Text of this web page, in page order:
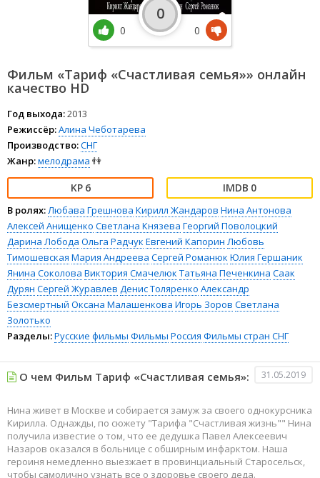
Фильм «Тариф «Счастливая семья»» онлайн
качество HD
Год выхода:2013
Режиссёр:Алина Чеботарева
Производство:СНГ
Жанр:мелодрама 👫
6 0
В ролях:Любава Грешнова Кирилл Жандаров Нина Антонова
Алексей Анищенко Светлана Князева Георгий Поволоцкий
Дарина Лобода Ольга Радчук Евгений Капорин Любовь
Тимошевская Мария Андреева Сергей Романюк Юлия Гершаник
Янина Соколова Виктория Смачелюк Татьяна Печенкина Саак
Дурян Сергей Журавлев Денис Толяренко Александр
Безсмертный Оксана Малашенкова Игорь Зоров Светлана
Золотько
Разделы:Русские фильмы Фильмы Россия Фильмы стран СНГ
0
0
0
О чем Фильм Тариф «Счастливая семья»: 31.05.2019
Нина живет в Москве и собирается замуж за своего однокурсника
Кирилла. Однажды, по сюжету "Тарифа "Счастливая жизнь"" Нина
получила известие о том, что ее дедушка Павел Алексеевич
Назаров оказался в больнице с обширным инфарктом. Наша
героиня немедленно выезжает в провинциальный Старосельск,
чтобы самолично узнать все о здоровье своего деда.